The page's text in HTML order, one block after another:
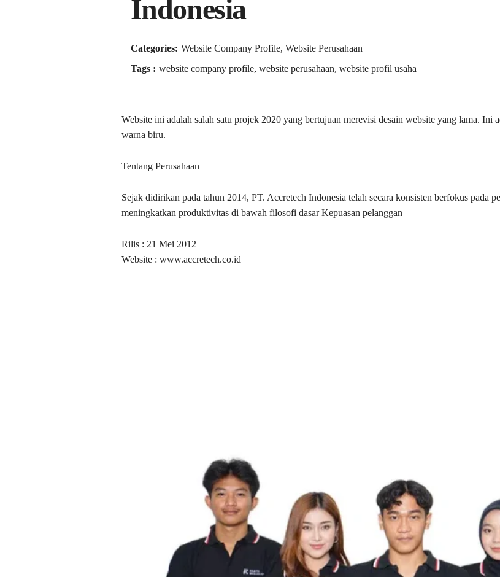
Indonesia
Categories: Website Company Profile, Website Perusahaan
Tags : website company profile, website perusahaan, website profil usaha
Website ini adalah salah satu projek 2020 yang bertujuan merevisi desain website yang lama. Ini
warna biru.
Tentang Perusahaan
Sejak didirikan pada tahun 2014, PT. Accretech Indonesia telah secara konsisten berfokus pada
meningkatkan produktivitas di bawah filosofi dasar Kepuasan pelanggan
Rilis : 21 Mei 2012
Website : www.accretech.co.id